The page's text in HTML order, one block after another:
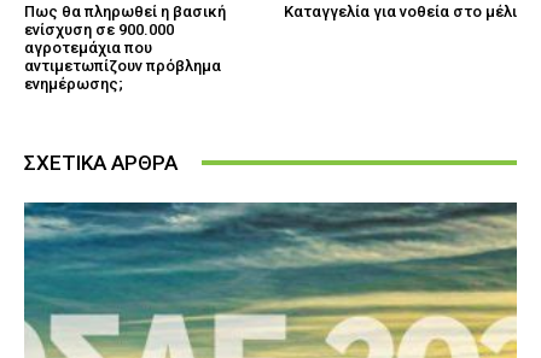
Πως θα πληρωθεί η βασική
ενίσχυση σε 900.000
αγροτεμάχια που
αντιμετωπίζουν πρόβλημα
ενημέρωσης;
Καταγγελία για νοθεία στο μέλι
ΣΧΕΤΙΚΑ ΑΡΘΡΑ